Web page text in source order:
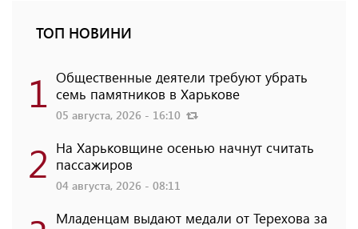
ТОП НОВИНИ
1 Общественные деятели требуют убрать
семь памятников в Харькове
05 августа, 2026 - 16:10
2 На Харьковщине осенью начнут считать
пассажиров
04 августа, 2026 - 08:11
Младенцам выдают медали от Терехова за